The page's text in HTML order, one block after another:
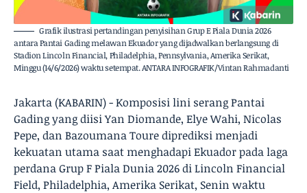
Grafik ilustrasi pertandingan penyisihan Grup E Piala Dunia 2026
antara Pantai Gading melawan Ekuador yang dijadwalkan berlangsung di
Stadion Lincoln Financial, Philadelphia, Pennsylvania, Amerika Serikat,
Minggu (14/6/2026) waktu setempat. ANTARA INFOGRAFIK/Vintan Rahmadanti
Jakarta (KABARIN) - Komposisi lini serang Pantai
Gading yang diisi Yan Diomande, Elye Wahi, Nicolas
Pepe, dan Bazoumana Toure diprediksi menjadi
kekuatan utama saat menghadapi Ekuador pada laga
perdana Grup F Piala Dunia 2026 di Lincoln Financial
Field, Philadelphia, Amerika Serikat, Senin waktu